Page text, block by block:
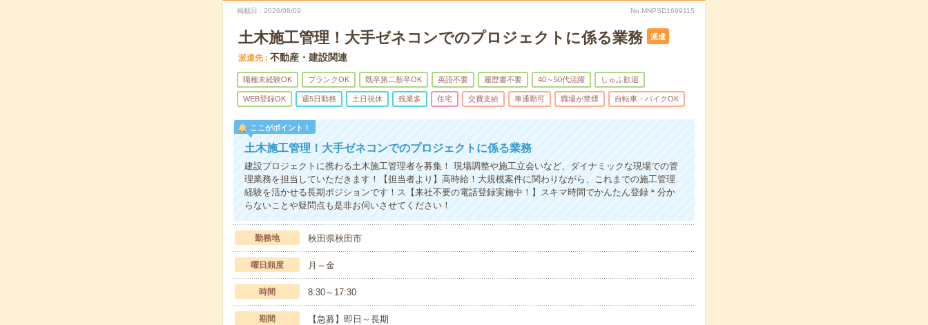
掲載日 2026/08/09 No.MNPSD1699115
土木施工管理！大手ゼネコンでのプロジェクトに係る業務 派遣
派遣先 不動産・建設関連
職種未経験OK ブランクOK 既卒第二新卒OK 英語不要 履歴書不要 40～50代活躍 しゅふ歓迎
WEB登録OK 週5日勤務 土日祝休 残業多 住宅 交費支給 車通勤可 職場が禁煙 自転車・バイクOK
ここがポイント！
土木施工管理！大手ゼネコンでのプロジェクトに係る業務
建設プロジェクトに携わる土木施工管理者を募集！ 現場調整や施工立会いなど、ダイナミックな現場での管
理業務を担当していただきます！【担当者より】高時給！大規模案件に関わりながら、これまでの施工管理
経験を活かせる長期ポジションです！ス【来社不要の電話登録実施中！】スキマ時間でかんたん登録＊分か
らないことや疑問点も是非お伺いさせてください！
勤務地 秋田県秋田市
曜日頻度 月～金
時間 8:30～17:30
期間 【急募】即日～長期